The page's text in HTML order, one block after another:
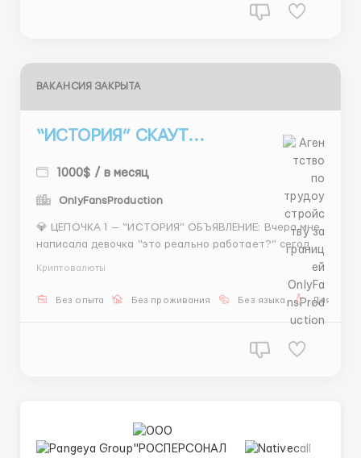
ВАКАНСИЯ ЗАКРЫТА
“ИСТОРИЯ” СКАУТ...
1000$ / в месяц
OnlyFansProduction
💎 ЦЕПОЧКА 1 — “ИСТОРИЯ” ОБЪЯВЛЕНИЕ: Вчера мне
написала девочка “это реально работает?” сегодня
моделей переписка 💰 400–800$ 💸 1500$+ 👉 воп...
Криптовалюты
Без опыта Без проживания Без языка Для